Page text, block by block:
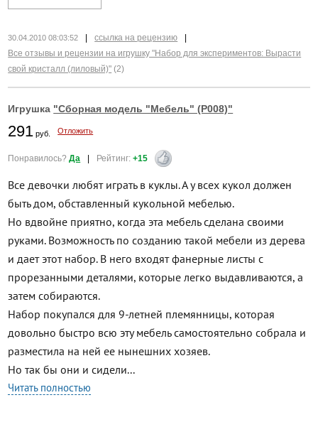
30.04.2010 08:03:52 ссылка на рецензию
Все отзывы и рецензии на игрушку "Набор для экспериментов: Вырасти
свой кристалл (лиловый)" (2)
Игрушка "Сборная модель "Мебель" (P008)"
291 руб. Отложить
Понравилось?Да | Рейтинг:+15
Все девочки любят играть в куклы. А у всех кукол должен
быть дом, обставленный кукольной мебелью.
Но вдвойне приятно, когда эта мебель сделана своими
руками. Возможность по созданию такой мебели из дерева
и дает этот набор. В него входят фанерные листы с
прорезанными деталями, которые легко выдавливаются, а
затем собираются.
Набор покупался для 9-летней племянницы, которая
довольно быстро всю эту мебель самостоятельно собрала и
разместила на ней ее нынешних хозяев.
Но так бы они и сидели...
Читать полностью